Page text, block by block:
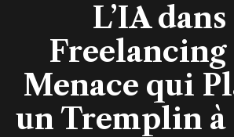
L’IA
Freelancing
Menace qui
un Tremplin à